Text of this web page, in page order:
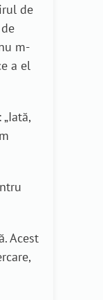
de
m-
a el
Acest